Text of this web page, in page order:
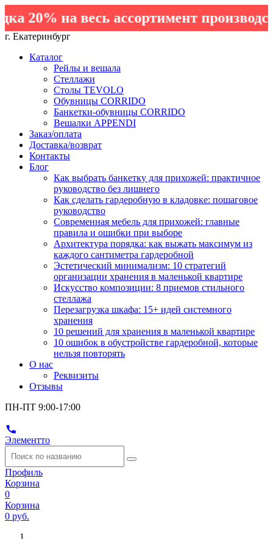
20% на весь ассортимент
г. Екатеринбург
Каталог
Рейлы и вешала
Стеллажи
Столы TEVOLO
Обувницы CORRIDO
Банкетки-обувницы CORRIDO
Вешалки APPENDI
Заказ/оплата
Доставка/возврат
Контакты
Блог
Как выбрать банкетку для прихожей: практичное
руководство без лишнего
Как сделать гардеробную в кладовке: пошаговое
руководство
Современная мебель для прихожей: главные
правила и ошибки при выборе
Архитектура порядка: как выжать максимум из
каждого сантиметра гардеробной
Эстетический минимализм: 10 стратегий
организации хранения в маленькой квартире
Искусство композиции: 8 приемов стильного
стеллажа
Перезагрузка шкафа: 15+ идей системного
хранения
10 решений для хранения в маленькой квартире
10 ошибок в обустройстве гардеробной, которые
нельзя повторять
О нас
Реквизиты
Отзывы
ПН-ПТ 9:00-17:00
Элементто
Профиль
Корзина
0
Корзина
0 руб.